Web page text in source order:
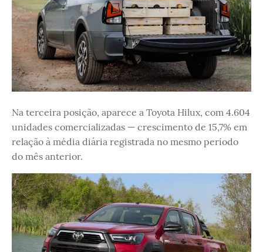
Na terceira posição, aparece a Toyota Hilux, com 4.604
unidades comercializadas — crescimento de 15,7% em
relação à média diária registrada no mesmo período
do mês anterior.